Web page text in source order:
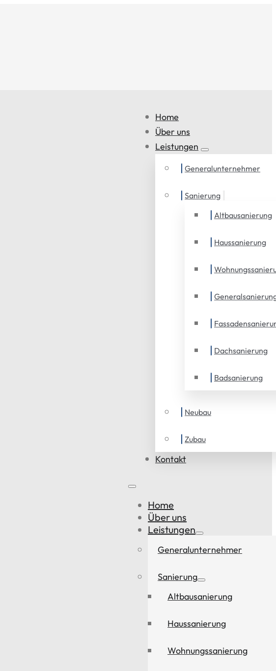
Home
Über uns
Leistungen
Generalunternehmer
Sanierung
Altbausanierung
Haussanierung
Dachsanierung
Badsanierung
Neubau
Zubau
Kontakt
Home
Über uns
Leistungen
Generalunternehmer
Sanierung
Altbausanierung
Haussanierung
Wohnungssanierung